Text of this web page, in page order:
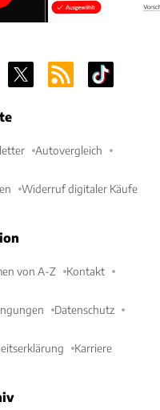
Autovergleich
Widerruf digitaler Käufe
von A-Z Kontakt
Datenschutz
Karriere